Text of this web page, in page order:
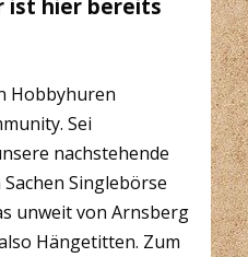
ist hier bereits
Hobbyhuren
Sei
nachstehende
Singlebörse
unweit von Arnsberg
Hängetitten. Zum